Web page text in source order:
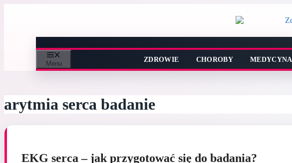
Menu
ZDROWIE CHOROBY MEDYCYNA
arytmia serca badanie
EKG serca – jak przygotować się do badania?